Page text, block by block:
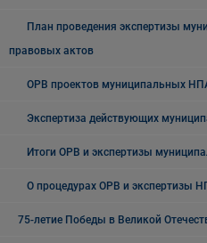
План проведения экспертизы
правовых актов
ОРВ проектов муниципальных
Экспертиза действующих
Итоги ОРВ и экспертизы
О процедурах ОРВ и экспертизы
75-летие Победы в Великой